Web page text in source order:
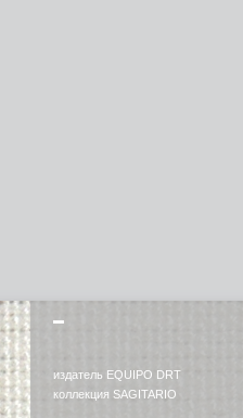
издатель EQUIPO DRT
коллекция SAGITARIO